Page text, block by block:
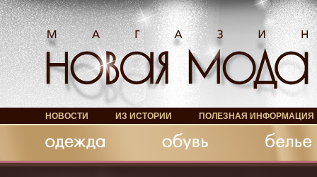
НОВОСТИ ИЗ ИСТОРИИ ПОЛЕЗНАЯ ИНФОРМАЦИЯ
Аксессуары